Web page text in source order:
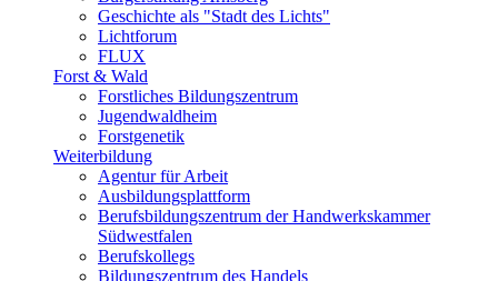
Geschichte als "Stadt des Lichts"
Lichtforum
FLUX
Forst & Wald
Forstliches Bildungszentrum
Jugendwaldheim
Forstgenetik
Weiterbildung
Agentur für Arbeit
Ausbildungsplattform
Berufsbildungszentrum der Handwerkskammer
Südwestfalen
Berufskollegs
Bildungszentrum des Handels